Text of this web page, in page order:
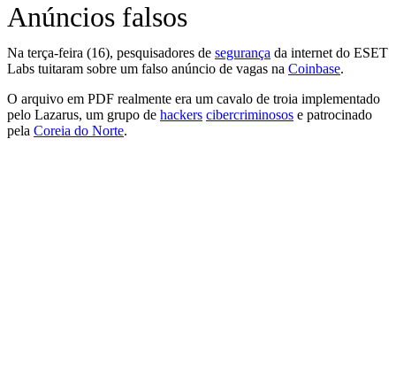
Anúncios falsos
Na terça-feira (16), pesquisadores de segurança da internet do ESET
Labs tuitaram sobre um falso anúncio de vagas na Coinbase.
O arquivo em PDF realmente era um cavalo de troia implementado
pelo Lazarus, um grupo de hackers cibercriminosos e patrocinado
pela Coreia do Norte.